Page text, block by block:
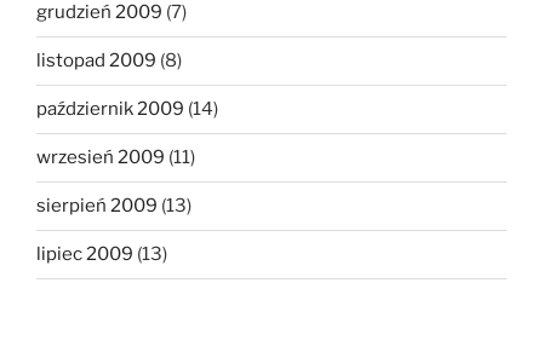
grudzień 2009 (7)
listopad 2009 (8)
październik 2009 (14)
wrzesień 2009 (11)
sierpień 2009 (13)
lipiec 2009 (13)